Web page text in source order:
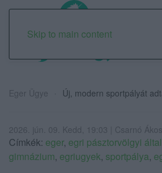
Skip to main content
Eger Ügye Új, modern sportpályát
2026. jún. 09. Kedd, 19:03 | Csarnó
Címkék: eger, egri pásztorvölgyi
gimnázium, egriugyek, sportpálya,